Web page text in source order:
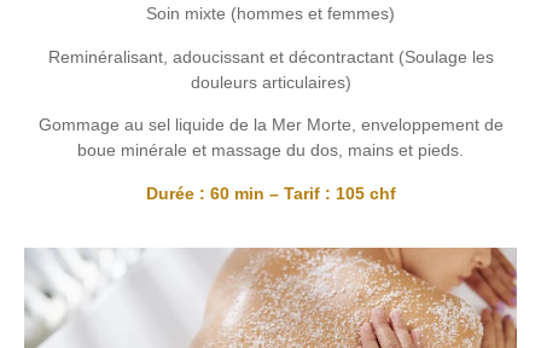
Soin mixte (hommes et femmes)
Reminéralisant, adoucissant et décontractant (Soulage les
douleurs articulaires)
Gommage au sel liquide de la Mer Morte, enveloppement de
boue minérale et massage du dos, mains et pieds.
Durée : 60 min – Tarif : 105 chf